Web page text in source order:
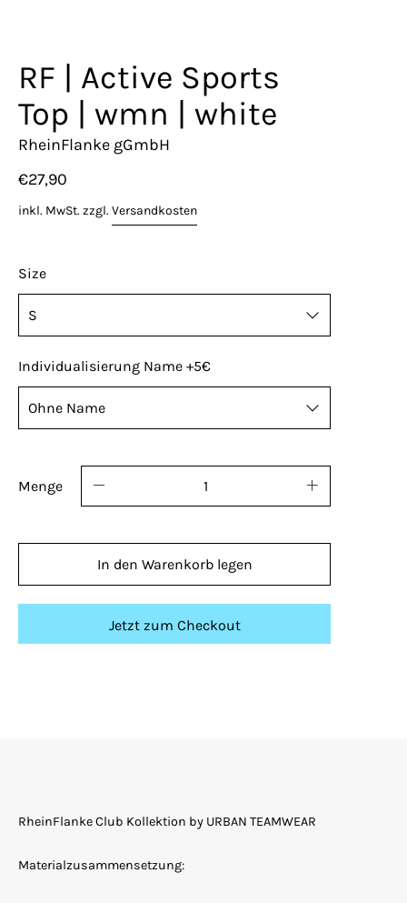
RF | Active Sports
Top | wmn | white
RheinFlanke gGmbH
€27,90
inkl. MwSt. zzgl. Versandkosten
Size
Individualisierung Name +5€
Standard Platzierung der optionalen ID: rechte
Brust oder rechts unten. Individualisierte
Menge
In den Warenkorb legen
Jetzt zum Checkout
RheinFlanke Club Kollektion by URBAN TEAMWEAR
Materialzusammensetzung: